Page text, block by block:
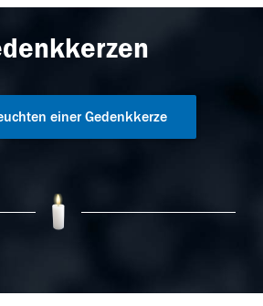
einer Gedenkkerze